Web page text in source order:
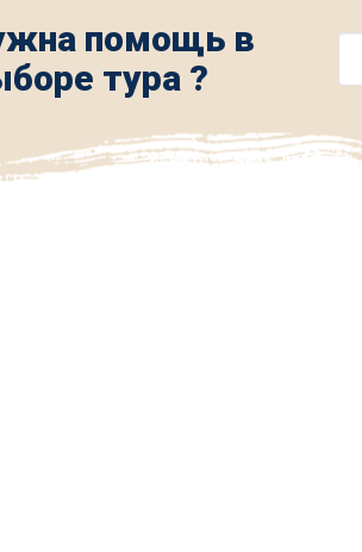
помощь в
тура ?
*